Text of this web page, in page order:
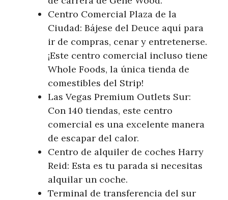
Centro Comercial Plaza de la
Ciudad: Bájese del Deuce aquí para
ir de compras, cenar y entretenerse.
¡Este centro comercial incluso tiene
Whole Foods, la única tienda de
comestibles del Strip!
Las Vegas Premium Outlets Sur:
Con 140 tiendas, este centro
comercial es una excelente manera
de escapar del calor.
Centro de alquiler de coches Harry
Reid: Esta es tu parada si necesitas
alquilar un coche.
Terminal de transferencia del sur